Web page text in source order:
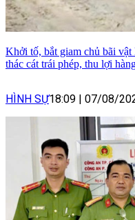
Khởi tố, bắt giam chủ bãi
thác cát trái phép, thu lợi
HÌNH SỰ18:09 | 07/08/